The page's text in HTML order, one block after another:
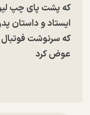
که پشت پای چپ
ایستاد و داستان
که سرنوشت فوتبال
عوض کرد